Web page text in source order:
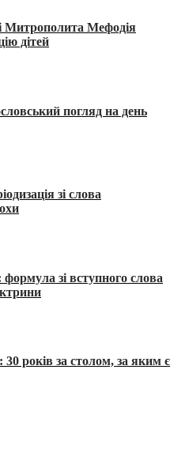
Митрополита Мефодія
дітей
погляд на день
зі слова
зі вступного слова
років за столом, за яким є